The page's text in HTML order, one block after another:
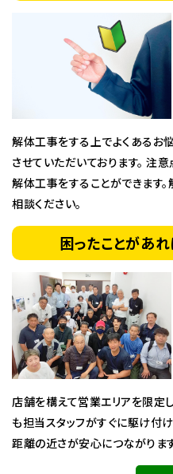
解体工事をする上でよくあるお
させていただいております。 注
解体工事をすることができます
相談ください。
困ったことがあ
店舗を構えて営業エリアを限定
も担当スタッフがすぐに駆け付け
距離の近さが安心につながります